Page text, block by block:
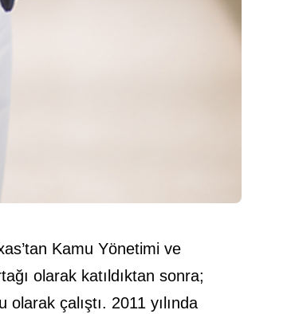
Kamu Yönetimi ve
olarak katıldıktan sonra;
çalıştı. 2011 yılında